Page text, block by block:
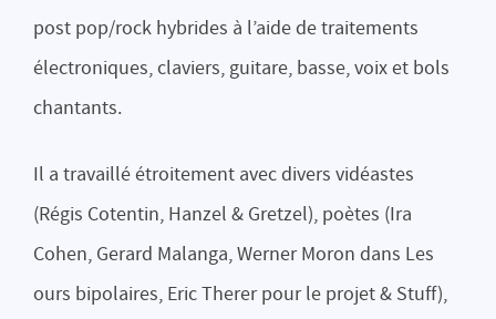
post pop/rock hybrides à l’aide de traitements
électroniques, claviers, guitare, basse, voix et bols
chantants.
Il a travaillé étroitement avec divers vidéastes
(Régis Cotentin, Hanzel & Gretzel), poètes (Ira
Cohen, Gerard Malanga, Werner Moron dans Les
ours bipolaires, Eric Therer pour le projet & Stuff),